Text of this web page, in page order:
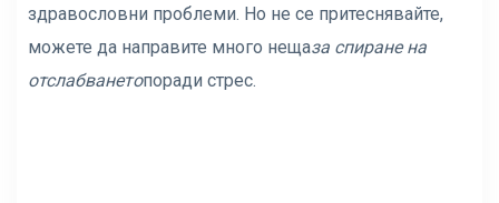
здравословни проблеми. Но не се притеснявайте,
можете да направите много нещаза спиране на
отслабванетопоради стрес.